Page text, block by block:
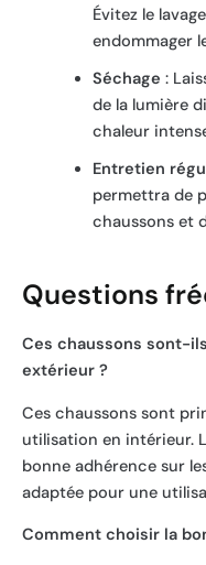
Évitez le
endommager
Séchage :
de la lumière
chaleur
Entretien
permettra de
chaussons et
Questions
Ces chaussons sont-
extérieur ?
Ces chaussons sont
utilisation en intérieur.
bonne adhérence sur
adaptée pour une
Comment choisir la